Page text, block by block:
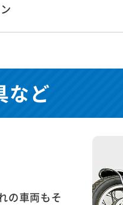
など
の車両もそ